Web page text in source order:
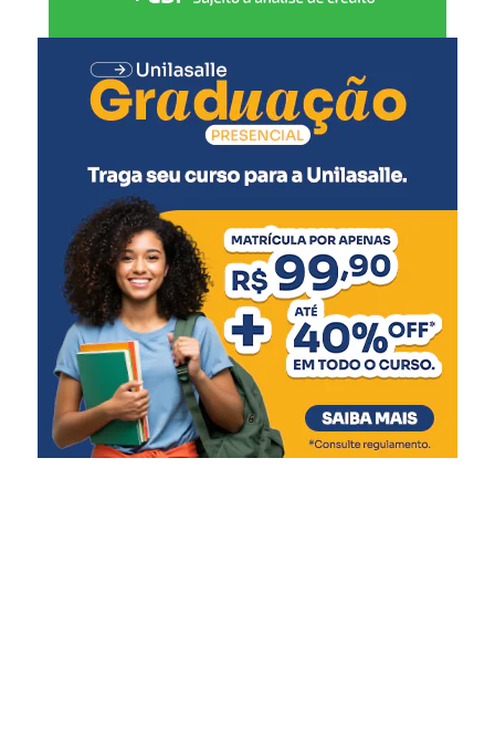
“Hoje o WhatsApp é uma
das principais plataformas
de vendas do país. Trazer
um especialista do nível do
Ricardo Lemos para
compartilhar estratégias
práticas é oferecer aos
nossos empreendedores
conhecimento atualizado e
aplicável, capaz de gerar
resultados imediatos nos